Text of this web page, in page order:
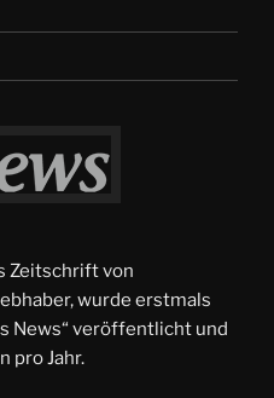
Zeitschrift von
wurde erstmals
News“ veröffentlicht und
pro Jahr.